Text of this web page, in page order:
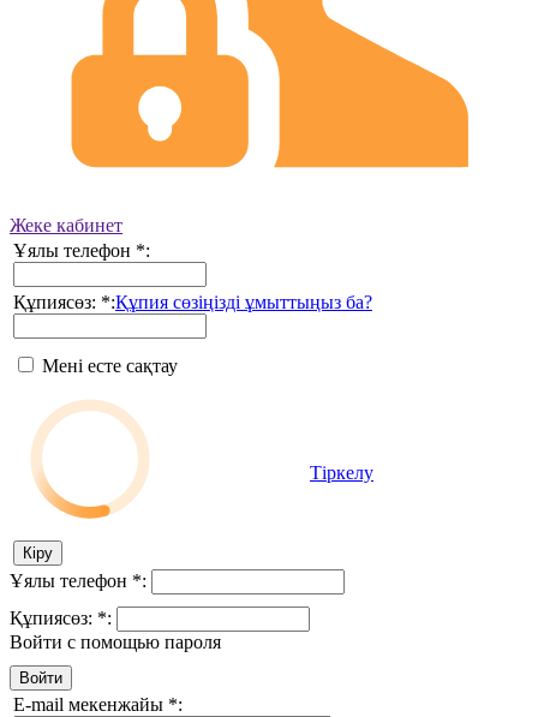
Жеке кабинет
Ұялы телефон *:
Құпиясөз: *:Құпия сөзіңізді ұмыттыңыз ба?
Мені есте сақтау
Тіркелу
Ұялы телефон *:
Құпиясөз: *:
Войти с помощью пароля
E-mail мекенжайы *: